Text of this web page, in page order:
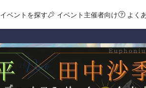
イベントを探す イベント主催者向け よく